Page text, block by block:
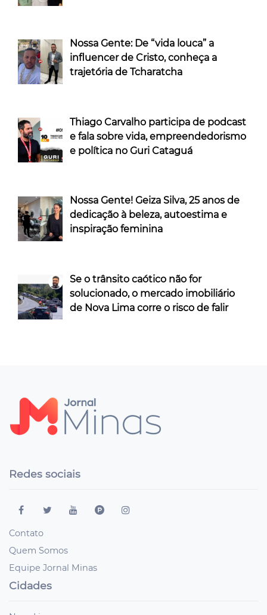
Nossa Gente: De “vida louca” a
influencer de Cristo, conheça a
trajetória de Tcharatcha
Thiago Carvalho participa de podcast
e fala sobre vida, empreendedorismo
e política no Guri Cataguá
Nossa Gente! Geiza Silva, 25 anos de
dedicação à beleza, autoestima e
inspiração feminina
Se o trânsito caótico não for
solucionado, o mercado imobiliário
de Nova Lima corre o risco de falir
Redes sociais
Contato
Quem Somos
Equipe Jornal Minas
Cidades